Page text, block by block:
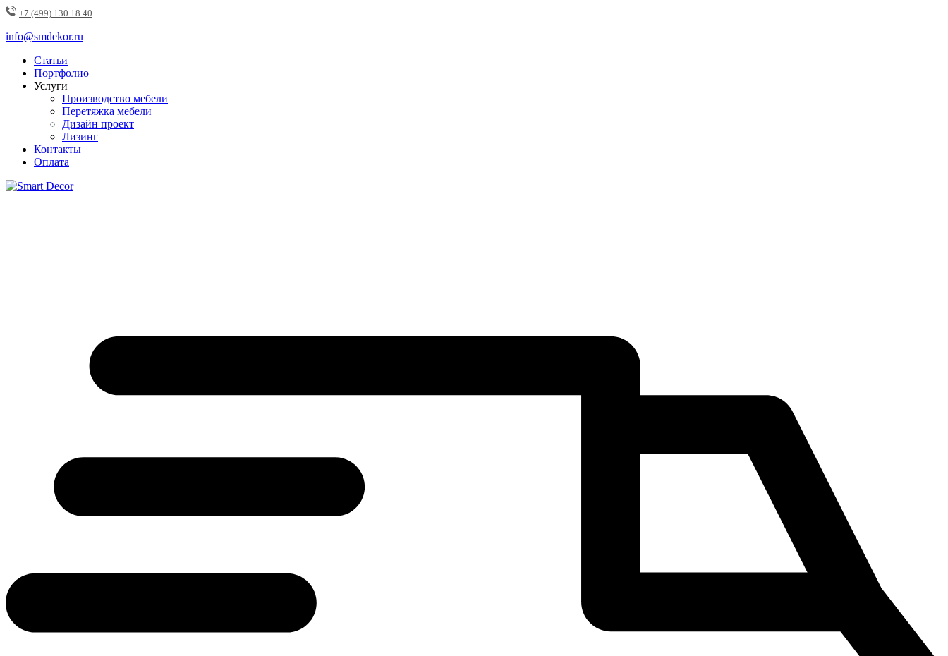
+7 (499) 130 18 40
info@smdekor.ru
Статьи
Портфолио
Услуги
Производство мебели
Перетяжка мебели
Дизайн проект
Лизинг
Контакты
Оплата